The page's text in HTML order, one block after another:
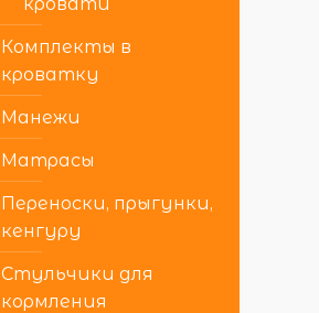
Комплекты в
кроватку
Манежи
Матрасы
Переноски, прыгунки,
кенгуру
Стульчики для
кормления